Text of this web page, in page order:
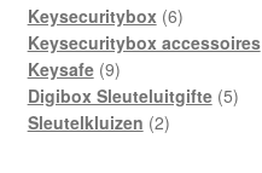
Keysecuritybox 66
producten
Keysecuritybox accessoires
Keysafe 99
producten
Digibox Sleuteluitgifte 55
Sleutelkluizen 22